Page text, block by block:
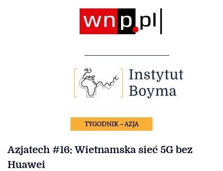
TYGODNIK – AZJA
Azjatech #16: Wietnamska sieć 5G bez
Huawei